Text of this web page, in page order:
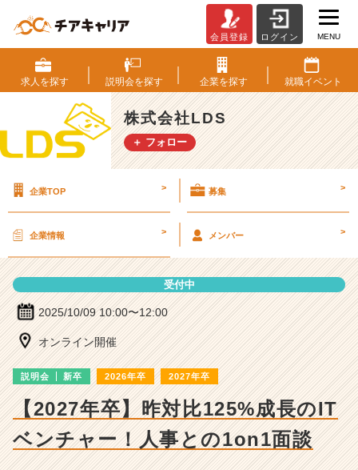
式
会
社
L
D
S
会
|
ベ
ン
チ
長
ら
会員登録 ログイン MENU
求人を探す 説明会を探す 企業を探す 就職イベント
株式会社LDS
＋ フォロー
企業TOP > 募集 >
企業情報 > メンバー >
受付中
2025/10/09 10:00〜12:00
オンライン開催
説明会 新卒 2026年卒 2027年卒
【2027年卒】昨対比125%成長のIT
ベンチャー！人事との1on1面談